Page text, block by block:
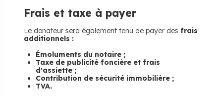
Frais et taxe à payer
Le donateur sera également tenu de payer des frais
additionnels :
Émoluments du notaire ;
Taxe de publicité foncière et frais
d'assiette ;
Contribution de sécurité immobilière ;
TVA.